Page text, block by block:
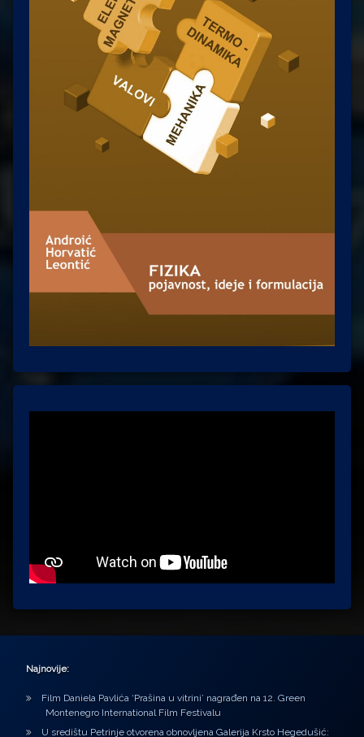
Najnovije:
Film Daniela Pavlića ‘Prašina u vitrini’ nagrađen na 12. Green
Montenegro International Film Festivalu
U središtu Petrinje otvorena obnovljena Galerija Krsto Hegedušić: